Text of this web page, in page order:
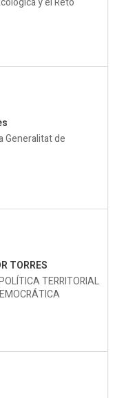
Generalitat de
TORRES
TERRITORIAL